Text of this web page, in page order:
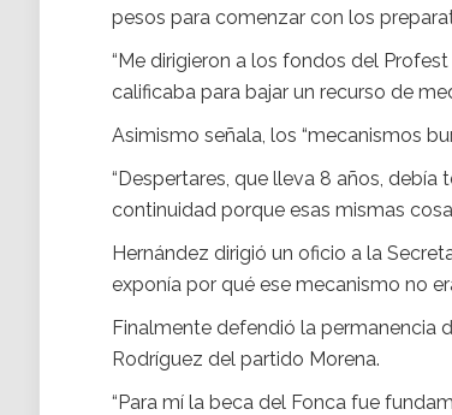
pesos para comenzar con los
“Me dirigieron a los fondos del
calificaba para bajar un recurso de
Asimismo señala, los “mecanismos
“Despertares, que lleva 8 años,
continuidad porque esas mismas
Hernández dirigió un oficio a la
exponía por qué ese mecanismo no
Finalmente defendió la permanencia
Rodríguez del partido Morena.
“Para mí la beca del Fonca fue